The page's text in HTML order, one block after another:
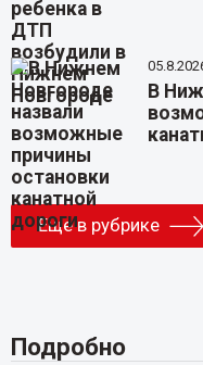
В
Еще в рубрике
Подробно